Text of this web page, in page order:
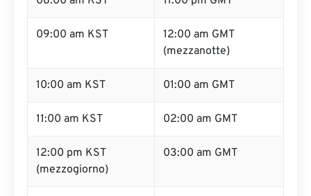
09:00 am KST
12:00 am GMT
(mezzanotte)
10:00 am KST 01:00 am GMT
11:00 am KST 02:00 am GMT
12:00 pm KST
(mezzogiorno)
03:00 am GMT